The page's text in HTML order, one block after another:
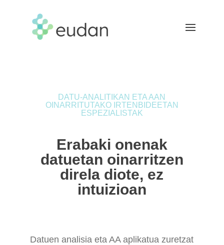
DATU-ANALITIKAN ETA AAN
OINARRITUTAKO IRTENBIDEETAN
ESPEZIALISTAK
Erabaki onenak
datuetan oinarritzen
direla diote, ez
intuizioan
Datuen analisia eta AA aplikatua zuretzat